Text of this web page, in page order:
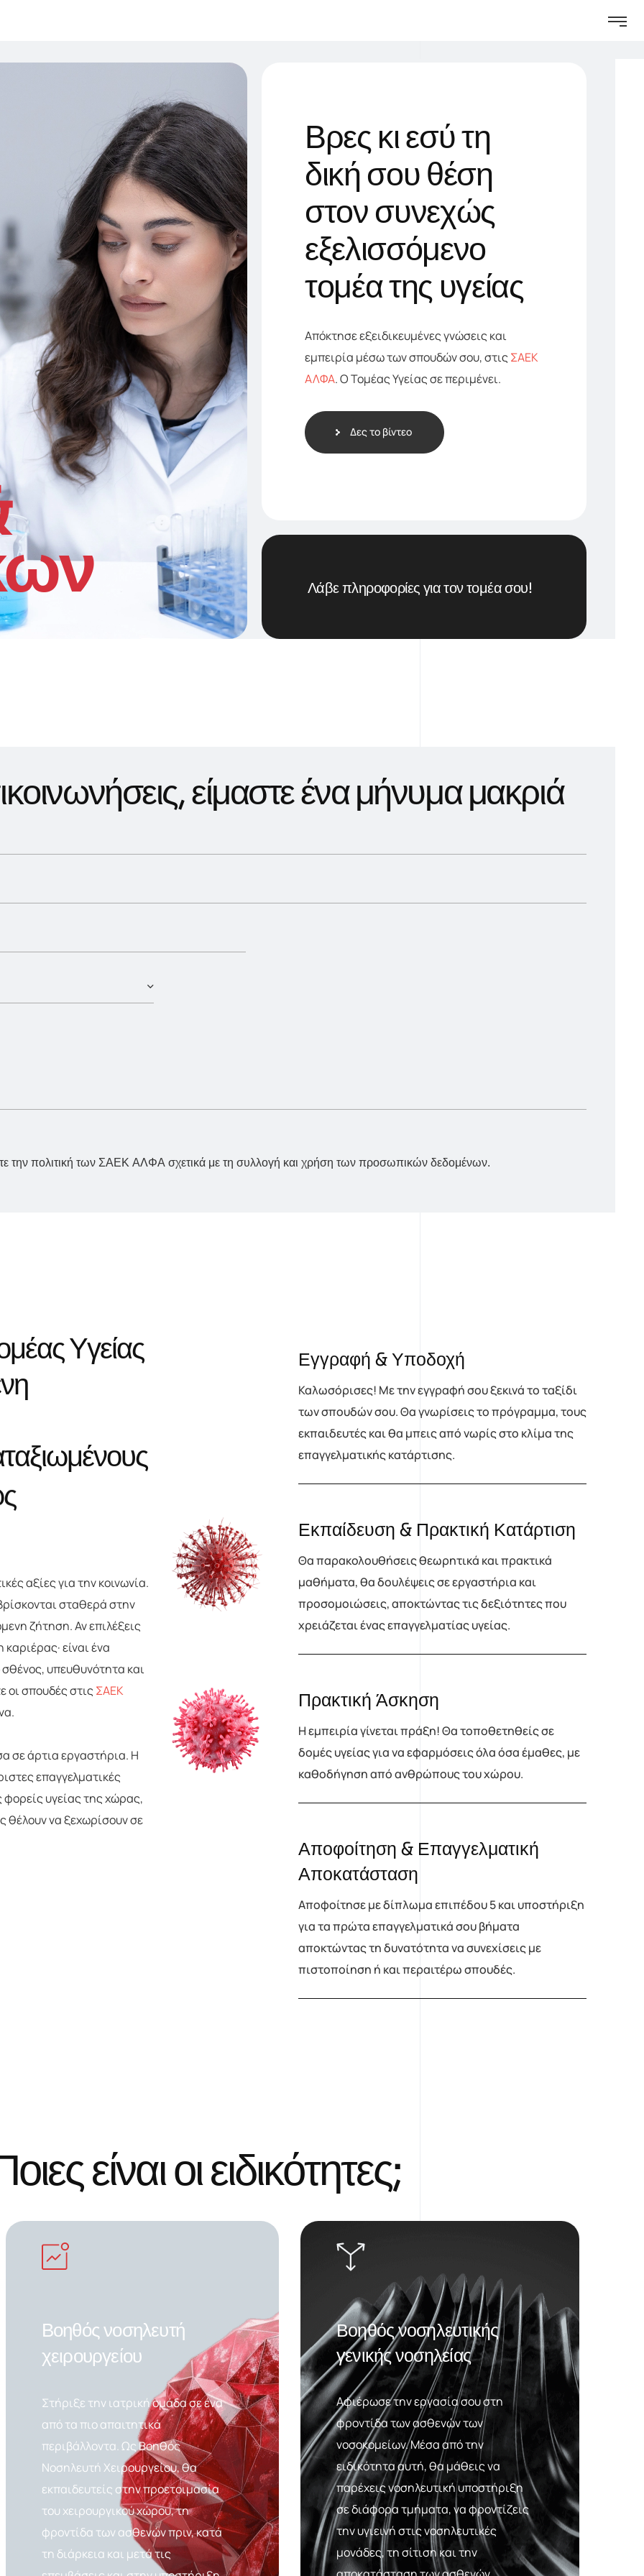
Βρες κιεσύτη
δικήσουθέση
στονσυνεχώς
εξελισσόμενο
τομέατης υγείας
Απόκτησε εξειδικευμένες γνώσεις και
εμπειρία μέσω των σπουδών σου, στιςΣΑΕΚ
ΑΛΦΑ. O Τομέας Υγείας σε περιμένει.
Δες το βίντεο
Λάβε πληροφορίες για τον τομέα σου!
ικοινωνήσεις,είμαστεέναμήνυμαμακριά
την πολιτική των ΣΑΕΚ ΑΛΦΑ σχετικά με τη συλλογή και χρήση των προσωπικών δεδομένων.
μέαςΥγείας
νη
ταξιωμένους
ς
αξίες για την κοινωνία.
σταθερά στην
ζήτηση. Αν επιλέξεις
είναι ένα
υπευθυνότητα και
οι σπουδές στιςΣΑΕΚ
σε άρτια εργαστήρια. Η
επαγγελματικές
υγείας της χώρας,
θέλουν να ξεχωρίσουν σε
Εγγραφή & Υποδοχή
Καλωσόρισες! Με την εγγραφή σου ξεκινά το ταξίδι
των σπουδών σου. Θα γνωρίσεις το πρόγραμμα, τους
εκπαιδευτές και θα μπεις από νωρίς στο κλίμα της
επαγγελματικής κατάρτισης.
Εκπαίδευση & Πρακτική Κατάρτιση
Θα παρακολουθήσεις θεωρητικά και πρακτικά
μαθήματα, θα δουλέψεις σε εργαστήρια και
προσομοιώσεις, αποκτώντας τις δεξιότητες που
χρειάζεται ένας επαγγελματίας υγείας.
Πρακτική Άσκηση
Η εμπειρία γίνεται πράξη! Θα τοποθετηθείς σε
δομές υγείας για να εφαρμόσεις όλα όσα έμαθες, με
καθοδήγηση από ανθρώπους του χώρου.
Αποφοίτηση & Επαγγελματική
Αποκατάσταση
Αποφοίτησε με δίπλωμα επιπέδου 5 και υποστήριξη
για τα πρώτα επαγγελματικά σου βήματα
αποκτώντας τη δυνατότητα να συνεχίσεις με
πιστοποίηση ή και περαιτέρω σπουδές.
οιεςείναιοιειδικότητες;
Βοηθός νοσηλευτή
χειρουργείου
Στήριξε την ιατρική ομάδα σε ένα
από τα πιο απαιτητικά
περιβάλλοντα. Ως Βοηθός
Νοσηλευτή Χειρουργείου, θα
εκπαιδευτείς στην προετοιμασία
του χειρουργικού χώρου, τη
φροντίδα των ασθενών πριν, κατά
τη διάρκεια και μετά τις
Βοηθός νοσηλευτικής
γενικής νοσηλείας
Αφιέρωσε την εργασία σου στη
φροντίδα των ασθενών των
νοσοκομείων. Μέσα από την
ειδικότητα αυτή, θα μάθεις να
παρέχεις νοσηλευτική υποστήριξη
σε διάφορα τμήματα, να φροντίζεις
την υγιεινή στις νοσηλευτικές
μονάδες, τη σίτιση και την